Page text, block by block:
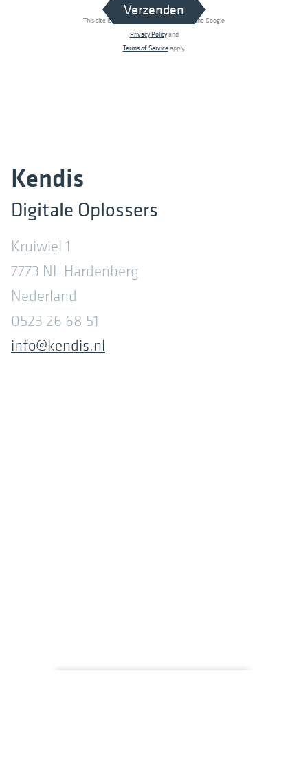
Verzenden
This site is protected by reCAPTCHA and the Google
Privacy Policyand
Terms of Serviceapply.
Kendis
Digitale Oplossers
Kruiwiel 1
7773 NL Hardenberg
Nederland
0523 26 68 51
info@kendis.nl